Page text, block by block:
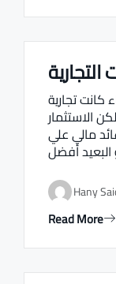
Real estate
كانت تجارية
الاستثمار
مالي علي
Hany
Read More